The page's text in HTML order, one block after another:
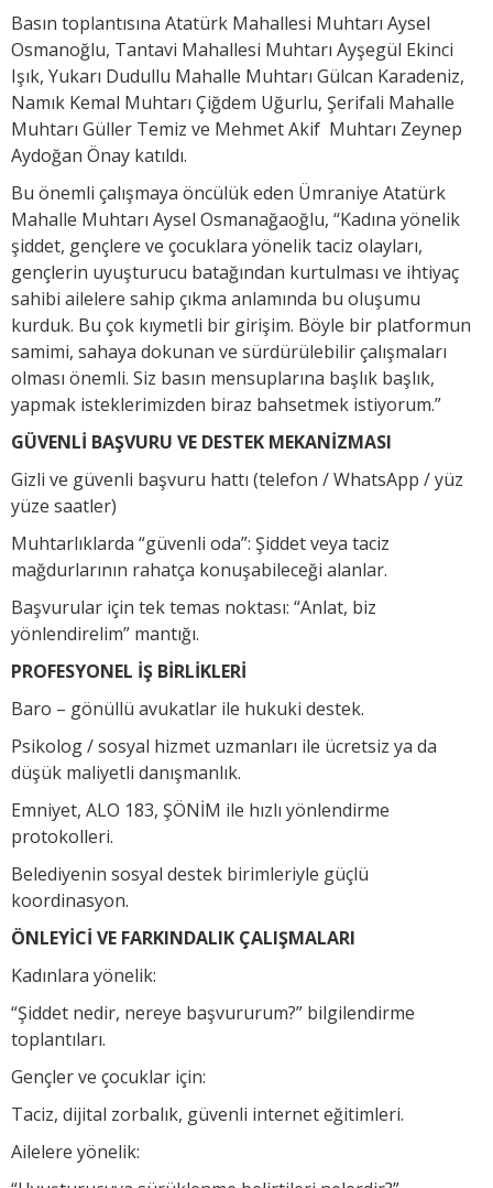
Basın toplantısına Atatürk Mahallesi Muhtarı Aysel
Osmanoğlu, Tantavi Mahallesi Muhtarı Ayşegül Ekinci
Işık, Yukarı Dudullu Mahalle Muhtarı Gülcan Karadeniz,
Namık Kemal Muhtarı Çiğdem Uğurlu, Şerifali Mahalle
Muhtarı Güller Temiz ve Mehmet Akif Muhtarı Zeynep
Aydoğan Önay katıldı.
Bu önemli çalışmaya öncülük eden Ümraniye Atatürk
Mahalle Muhtarı Aysel Osmanağaoğlu, “Kadına yönelik
şiddet, gençlere ve çocuklara yönelik taciz olayları,
gençlerin uyuşturucu batağından kurtulması ve ihtiyaç
sahibi ailelere sahip çıkma anlamında bu oluşumu
kurduk. Bu çok kıymetli bir girişim. Böyle bir platformun
samimi, sahaya dokunan ve sürdürülebilir çalışmaları
olması önemli. Siz basın mensuplarına başlık başlık,
yapmak isteklerimizden biraz bahsetmek istiyorum.”
GÜVENLİ BAŞVURU VE DESTEK MEKANİZMASI
Gizli ve güvenli başvuru hattı (telefon / WhatsApp / yüz
yüze saatler)
Muhtarlıklarda “güvenli oda”: Şiddet veya taciz
mağdurlarının rahatça konuşabileceği alanlar.
Başvurular için tek temas noktası: “Anlat, biz
yönlendirelim” mantığı.
PROFESYONEL İŞ BİRLİKLERİ
Baro – gönüllü avukatlar ile hukuki destek.
Psikolog / sosyal hizmet uzmanları ile ücretsiz ya da
düşük maliyetli danışmanlık.
Emniyet, ALO 183, ŞÖNİM ile hızlı yönlendirme
protokolleri.
Belediyenin sosyal destek birimleriyle güçlü
koordinasyon.
ÖNLEYİCİ VE FARKINDALIK ÇALIŞMALARI
Kadınlara yönelik:
“Şiddet nedir, nereye başvururum?” bilgilendirme
toplantıları.
Gençler ve çocuklar için:
Taciz, dijital zorbalık, güvenli internet eğitimleri.
Ailelere yönelik: